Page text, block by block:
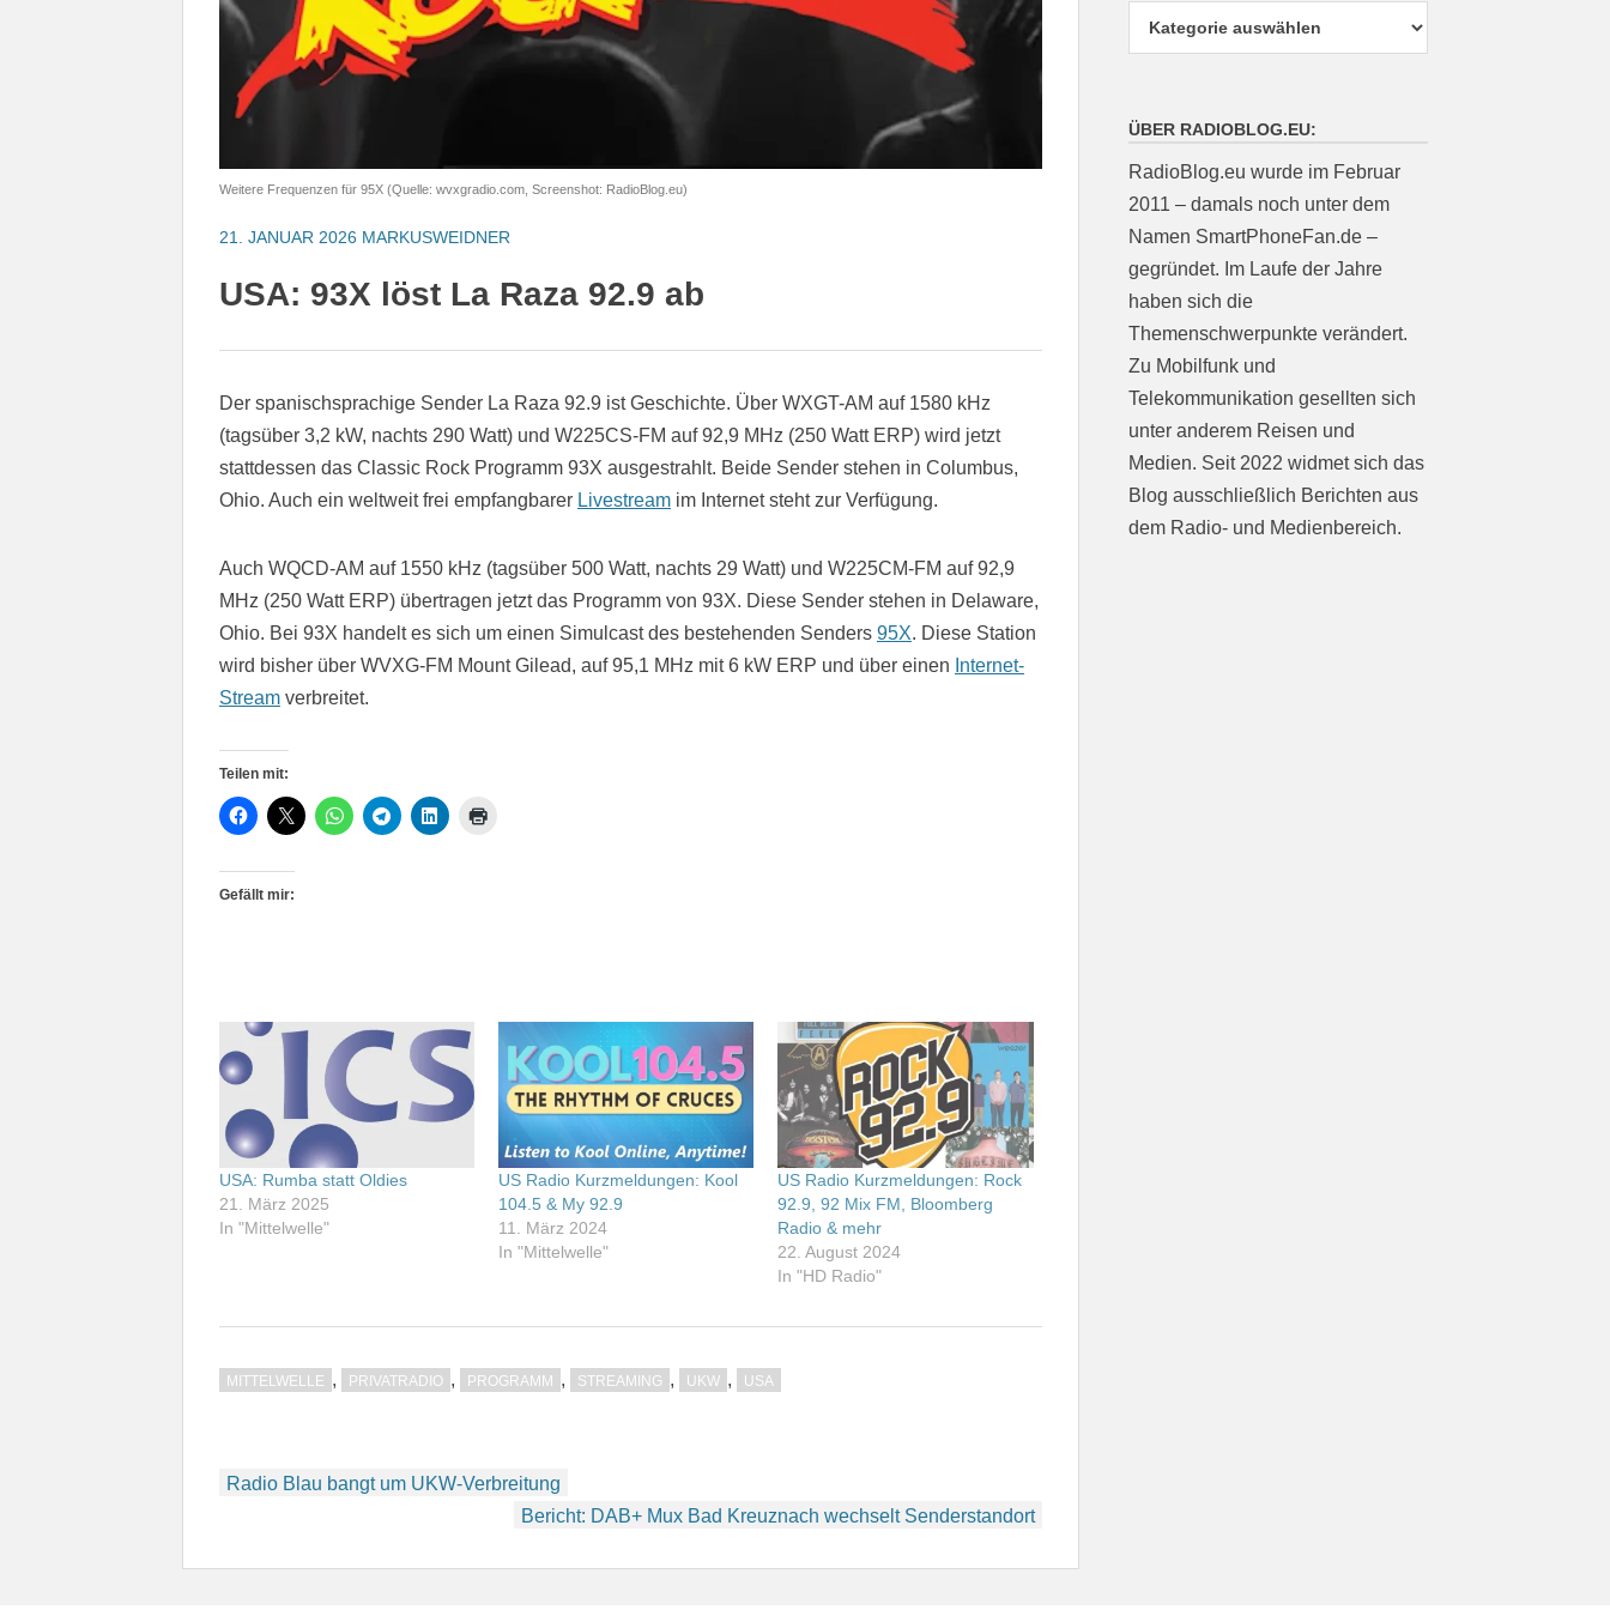
Weitere Frequenzen für 95X (Quelle: wvxgradio.com, Screenshot: RadioBlog.eu)
21. JANUAR 2026 MARKUSWEIDNER
USA: 93X löst La Raza 92.9 ab
Der spanischsprachige Sender La Raza 92.9 ist Geschichte. Über WXGT-AM auf 1580 kHz
(tagsüber 3,2 kW, nachts 290 Watt) und W225CS-FM auf 92,9 MHz (250 Watt ERP) wird jetzt
stattdessen das Classic Rock Programm 93X ausgestrahlt. Beide Sender stehen in Columbus,
Ohio. Auch ein weltweit frei empfangbarer Livestream im Internet steht zur Verfügung.
Auch WQCD-AM auf 1550 kHz (tagsüber 500 Watt, nachts 29 Watt) und W225CM-FM auf 92,9
MHz (250 Watt ERP) übertragen jetzt das Programm von 93X. Diese Sender stehen in Delaware,
Ohio. Bei 93X handelt es sich um einen Simulcast des bestehenden Senders 95X. Diese Station
wird bisher über WVXG-FM Mount Gilead, auf 95,1 MHz mit 6 kW ERP und über einen Internet-
Stream verbreitet.
Teilen mit:
Gefällt mir:
USA: Rumba statt Oldies
21. März 2025
In "Mittelwelle"
US Radio Kurzmeldungen: Kool
104.5 & My 92.9
11. März 2024
In "Mittelwelle"
US Radio Kurzmeldungen: Rock
92.9, 92 Mix FM, Bloomberg
Radio & mehr
22. August 2024
In "HD Radio"
MITTELWELLE , PRIVATRADIO , PROGRAMM , STREAMING , UKW , USA
Beitragsnavigation
Radio Blau bangt um UKW-Verbreitung
Bericht: DAB+ Mux Bad Kreuznach wechselt Senderstandort
ÜBER RADIOBLOG.EU:
RadioBlog.eu wurde im Februar
2011 – damals noch unter dem
Namen SmartPhoneFan.de –
gegründet. Im Laufe der Jahre
haben sich die
Themenschwerpunkte verändert.
Zu Mobilfunk und
Telekommunikation gesellten sich
unter anderem Reisen und
Medien. Seit 2022 widmet sich das
Blog ausschließlich Berichten aus
dem Radio- und Medienbereich.